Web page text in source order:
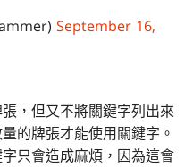
September 16,
，但又不將關鍵字列出來
的牌張才能使用關鍵字。
只會造成麻煩，因為這會